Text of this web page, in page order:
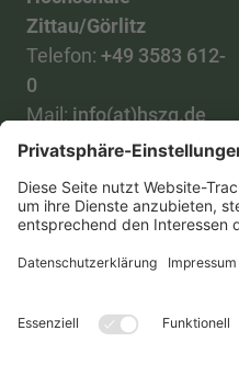
Zittau/Görlitz
Telefon: +49 3583 612-
0
Mail: info(at)hszg.de
Alle Studiengänge
Impressum